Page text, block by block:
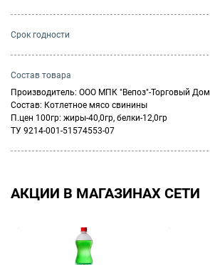
Cрок годности
Состав товара
Производитель: ООО МПК "Вепоз"-Торговый Дом
Состав: Котлетное мясо свинины
П.цен 100гр: жиры-40,0гр, белки-12,0гр
ТУ 9214-001-51574553-07
АКЦИИ В МАГАЗИНАХ СЕТИ